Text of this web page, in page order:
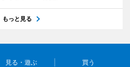
もっと見る
見る・遊ぶ 買う